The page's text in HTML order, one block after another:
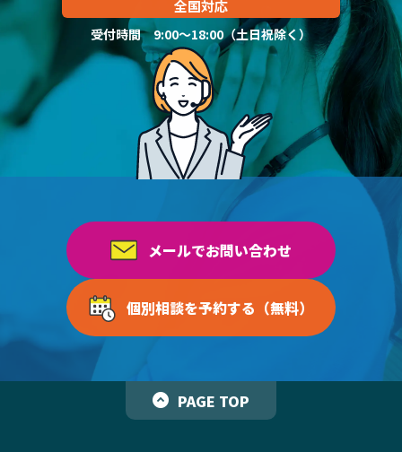
全国対応
受付時間 9:00～18:00（土日祝除く）
メールでお問い合わせ
個別相談を予約する（無料）
PAGE TOP